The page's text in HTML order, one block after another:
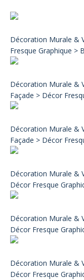
Décoration Murale &
Fresque Graphique >
Décoration Murale &
Façade > Décor
Décoration Murale &
Façade > Décor
Décoration Murale &
Décor Fresque
Décoration Murale &
Décor Fresque
Décoration Murale &
Décor Fresque